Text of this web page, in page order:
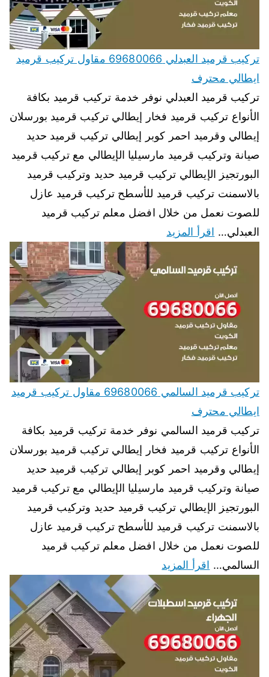
تركيب قرميد العبدلي 69680066 مقاول تركيب قرميد
ايطالي محترف
تركيب قرميد العبدلي نوفر خدمة تركيب قرميد بكافة
الأنواع تركيب قرميد فخار إيطالي تركيب قرميد بورسلان
إيطالي وقرميد احمر كوبر إيطالي تركيب قرميد حديد
صيانة وتركيب قرميد مارسيليا الإيطالي مع تركيب قرميد
البورتجيز الإيطالي تركيب قرميد حديد وتركيب قرميد
بالاسمنت تركيب قرميد للأسطح تركيب قرميد عازل
للصوت نعمل من خلال افضل معلم تركيب قرميد
العبدلي… اقرأ المزيد
تركيب قرميد السالمي 69680066 مقاول تركيب قرميد
ايطالي محترف
تركيب قرميد السالمي نوفر خدمة تركيب قرميد بكافة
الأنواع تركيب قرميد فخار إيطالي تركيب قرميد بورسلان
إيطالي وقرميد احمر كوبر إيطالي تركيب قرميد حديد
صيانة وتركيب قرميد مارسيليا الإيطالي مع تركيب قرميد
البورتجيز الإيطالي تركيب قرميد حديد وتركيب قرميد
بالاسمنت تركيب قرميد للأسطح تركيب قرميد عازل
للصوت نعمل من خلال افضل معلم تركيب قرميد
السالمي… اقرأ المزيد